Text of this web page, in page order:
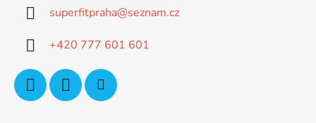
superfitpraha@seznam.cz
+420 777 601 601